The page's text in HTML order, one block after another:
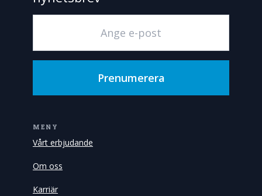
Prenumerera
MENY
Vårt erbjudande
Om oss
Karriär